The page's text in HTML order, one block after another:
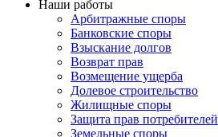
Наши работы
Арбитражные споры
Банковские споры
Взыскание долгов
Возврат прав
Возмещение ущерба
Долевое строительство
Жилищные споры
Защита прав потребителей
Земельные споры